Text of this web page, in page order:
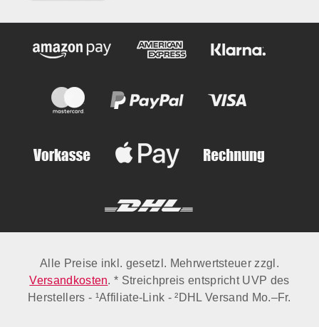
Alle Preise inkl. gesetzl. Mehrwertsteuer zzgl.
Versandkosten. * Streichpreis entspricht UVP des
Herstellers - ¹Affiliate-Link - ²DHL Versand Mo.–Fr.